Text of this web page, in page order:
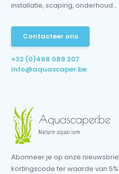
installatie, scaping, onderhoud...
Contacteer ons
+32 (0)468 089 207
info@aquascaper.be
Abonneer je op onze
kortingscode ter waarde van